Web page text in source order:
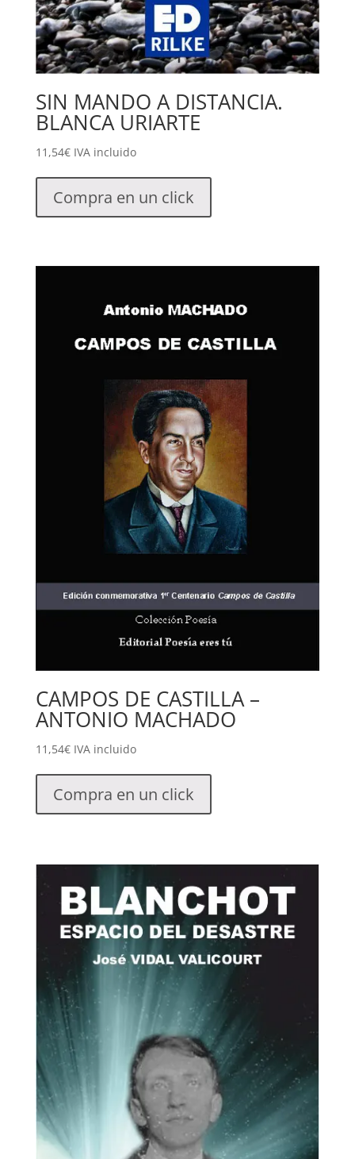
SIN MANDO A DISTANCIA.
BLANCA URIARTE
11,54€ IVA incluido
Compra en un click
CAMPOS DE CASTILLA –
ANTONIO MACHADO
11,54€ IVA incluido
Compra en un click